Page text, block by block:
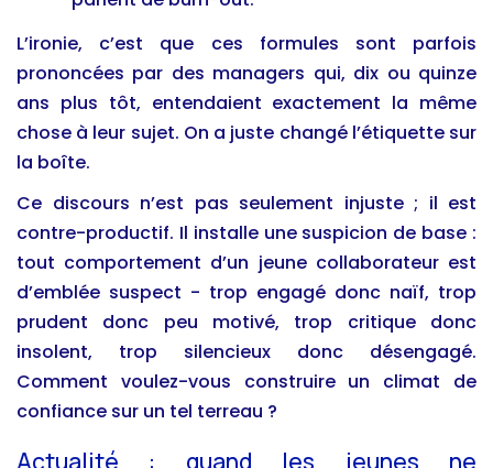
L’ironie, c’est que ces formules sont parfois
prononcées par des managers qui, dix ou quinze
ans plus tôt, entendaient exactement la même
chose à leur sujet. On a juste changé l’étiquette sur
la boîte.
Ce discours n’est pas seulement injuste ; il est
contre-productif. Il installe une suspicion de base :
tout comportement d’un jeune collaborateur est
d’emblée suspect - trop engagé donc naïf, trop
prudent donc peu motivé, trop critique donc
insolent, trop silencieux donc désengagé.
Comment voulez-vous construire un climat de
confiance sur un tel terreau ?
Actualité : quand les jeunes ne